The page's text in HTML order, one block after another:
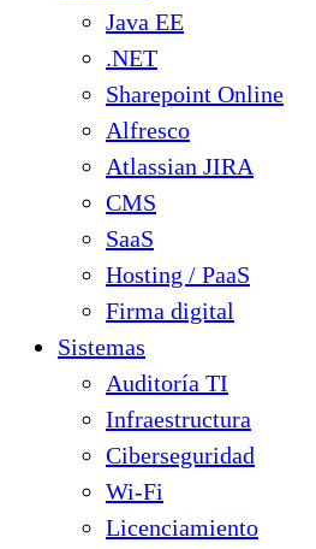
Java EE
.NET
Sharepoint Online
Alfresco
Atlassian JIRA
CMS
SaaS
Hosting / PaaS
Firma digital
Sistemas
Auditoría TI
Infraestructura
Ciberseguridad
Wi-Fi
Licenciamiento